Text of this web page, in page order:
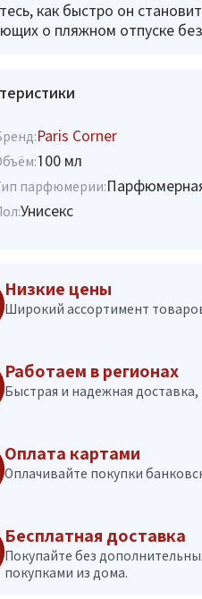
как быстро он
о пляжном отпуске
Paris Corner
100 мл
парфюмерии:
Унисекс
Низкие цены
Широкий ассортимент
Работаем в регионах
Быстрая и надежная
Оплата картами
Оплачивайте покупки
Бесплатная доставка
Покупайте без
покупками из дома.